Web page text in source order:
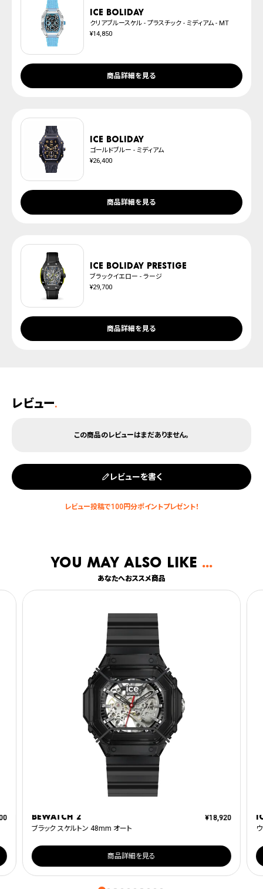
ICE boliday
クリアブルースケル - プラスチック - ミディアム - MT
¥14,850
商品詳細を見る
ICE boliday
ゴールドブルー - ミディアム
¥26,400
商品詳細を見る
ICE boliday Prestige
ブラックイエロー - ラージ
¥29,700
商品詳細を見る
レビュー.
レビューを書く
You may also like
あなたへおススメ商品
BEWATCH 2
ブラック スケルトン 48mm オート
¥18,920
商品詳細を見る